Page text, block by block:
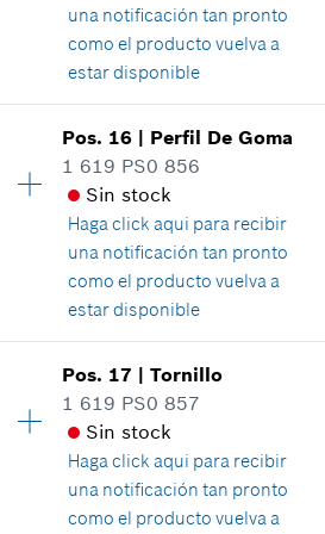
1,96 €*
*Recomendación de precio del
vinculante, incluido IVA
Agregar a cesta
una notificación tan pronto
como el producto vuelva a
estar disponible
Grupo de precios:21
Información sobre recambios
Relación de aplicaciones de
Mostrar en figura
6,85 €*
*Recomendación de precio del
vinculante, incluido IVA
Agregar a cesta
Pos. 16 | Perfil De Goma
1 619 PS0 856
Sin stock
Haga click aqui para recibir
una notificación tan pronto
como el producto vuelva a
estar disponible
Grupo de precios:
Información sobre recambios
Relación de aplicaciones de
Mostrar en figura
Pos. 17 |Tornillo
1 619 PS0 857
Sin stock
Haga click aqui para recibir
una notificación tan pronto
como el producto vuelva a